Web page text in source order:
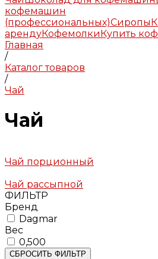
кофемашин
(профессиональных)Сиропы
арендуКофемолкиКупить
Главная
/
Каталог товаров
/
Чай
Чай
Чай порционный
Чай рассыпной
ФИЛЬТР
Бренд
Dagmar
Вес
0,500
СБРОСИТЬ ФИЛЬТР